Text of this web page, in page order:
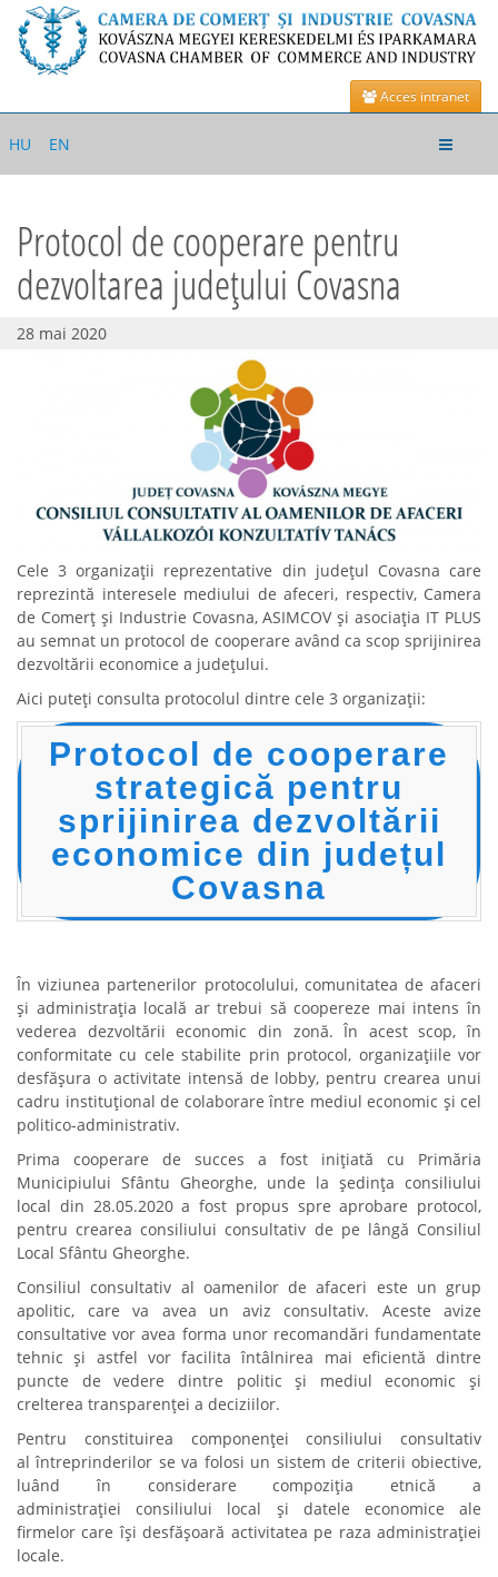
Acces intranet
HU EN
Toggle
Protocol de cooperare pentru
dezvoltarea județului Covasna
28 mai 2020
Cele 3 organizaţii reprezentative din județul Covasna care
reprezintă interesele mediului de afeceri, respectiv, Camera
de Comerț și Industrie Covasna, ASIMCOV și asociația IT PLUS
au semnat un protocol de cooperare având ca scop sprijinirea
dezvoltării economice a județului.
Aici puteți consulta protocolul dintre cele 3 organizații:
Protocol de cooperare
strategică pentru
sprijinirea dezvoltării
economice din județul
Covasna
În viziunea partenerilor protocolului, comunitatea de afaceri
și administrația locală ar trebui să coopereze mai intens în
vederea dezvoltării economic din zonă. În acest scop, în
conformitate cu cele stabilite prin protocol, organizațiile vor
desfășura o activitate intensă de lobby, pentru crearea unui
cadru instituţional de colaborare între mediul economic şi cel
politico-administrativ.
Prima cooperare de succes a fost iniţiată cu Primăria
Municipiului Sfântu Gheorghe, unde la ședința consiliului
local din 28.05.2020 a fost propus spre aprobare protocol,
pentru crearea consiliului consultativ de pe lângă Consiliul
Local Sfântu Gheorghe.
Consiliul consultativ al oamenilor de afaceri este un grup
apolitic, care va avea un aviz consultativ. Aceste avize
consultative vor avea forma unor recomandări fundamentate
tehnic și astfel vor facilita întâlnirea mai eficientă dintre
puncte de vedere dintre politic și mediul economic și
crelterea transparenţei a deciziilor.
Pentru constituirea componenței consiliului consultativ
al întreprinderilor se va folosi un sistem de criterii obiective,
luând în considerare compoziția etnică a
administrației consiliului local şi datele economice ale
firmelor care îşi desfăşoară activitatea pe raza administraţiei
locale.